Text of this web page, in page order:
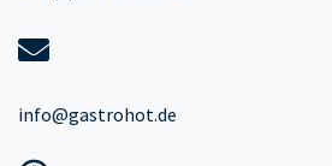
info@gastrohot.de